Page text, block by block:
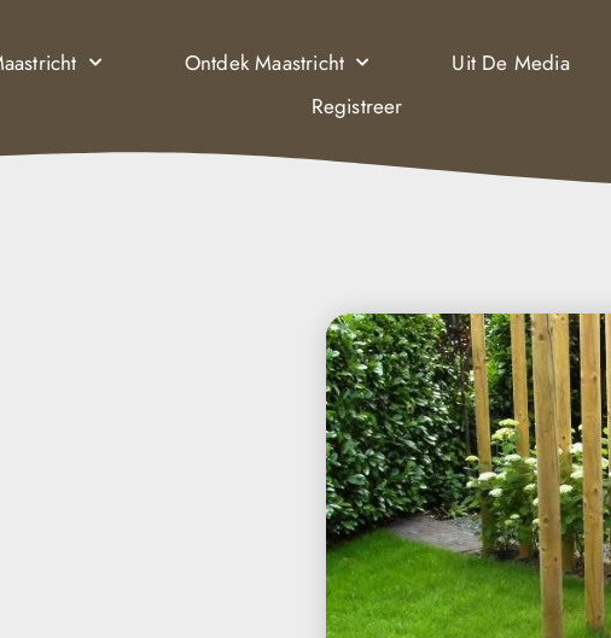
Ontdek Maastricht Uit De Media
Registreer